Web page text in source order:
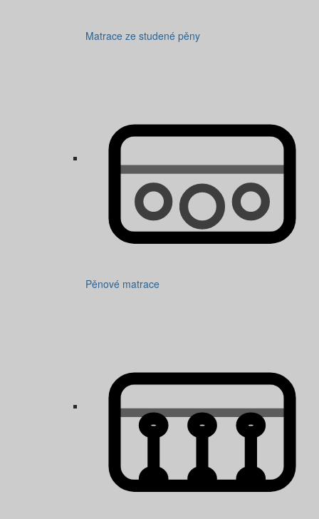
Matrace ze studené pěny
Pěnové matrace